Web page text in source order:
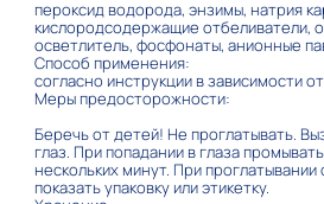
пероксид водорода, энзимы, натрия
кислородсодержащие отбеливатели,
осветлитель, фосфонаты, анионные
Способ применения:
согласно инструкции в зависимости
Меры предосторожности:
Беречь от детей! Не проглатывать.
глаз. При попадании в глаза
нескольких минут. При проглатывании
показать упаковку или этикетку.